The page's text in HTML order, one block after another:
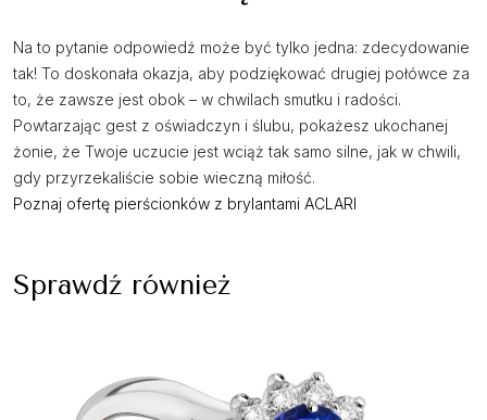
Na to pytanie odpowiedź może być tylko jedna: zdecydowanie
tak! To doskonała okazja, aby podziękować drugiej połówce za
to, że zawsze jest obok – w chwilach smutku i radości.
Powtarzając gest z oświadczyn i ślubu, pokażesz ukochanej
żonie, że Twoje uczucie jest wciąż tak samo silne, jak w chwili,
gdy przyrzekaliście sobie wieczną miłość.
Poznaj ofertę pierścionków z brylantami ACLARI
Sprawdź również